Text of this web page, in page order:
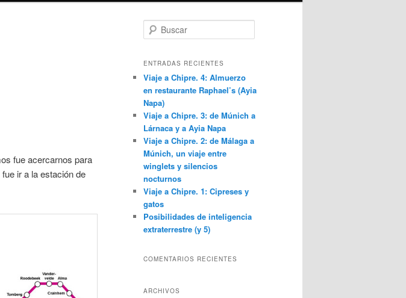
fue acercarnos para
ir a la estación de
u
c
r
ENTRADAS RECIENTES
Viaje a Chipre. 4: Almuerzo
en restaurante Raphael’s (Ayia
Napa)
Viaje a Chipre. 3: de Múnich a
Lárnaca y a Ayia Napa
Viaje a Chipre. 2: de Málaga a
Múnich, un viaje entre
winglets y silencios
nocturnos
Viaje a Chipre. 1: Cipreses y
gatos
Posibilidades de inteligencia
extraterrestre (y 5)
COMENTARIOS RECIENTES
ARCHIVOS